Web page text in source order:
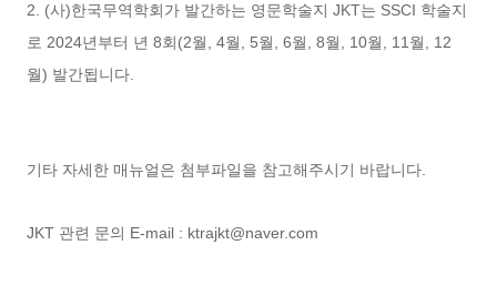
2. (사)한국무역학회가 발간하는 영문학술지 JKT는 SSCI 학술지
로 2024년부터 년 8회(2월, 4월, 5월, 6월, 8월, 10월, 11월, 12
월) 발간됩니다.
기타 자세한 매뉴얼은 첨부파일을 참고해주시기 바랍니다.
JKT 관련 문의 E-mail : ktrajkt@naver.com